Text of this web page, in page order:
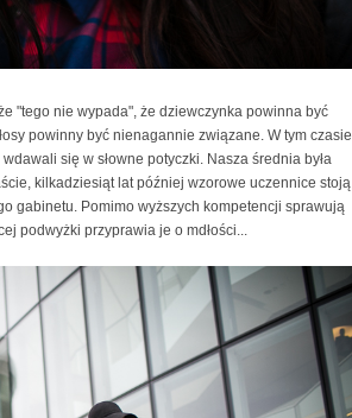
"tego nie wypada", że dziewczynka powinna być
powinny być nienagannie związane. W tym czasie
się w słowne potyczki. Nasza średnia była
kilkadziesiąt lat później wzorowe uczennice stoją
gabinetu. Pomimo wyższych kompetencji sprawują
podwyżki przyprawia je o mdłości...